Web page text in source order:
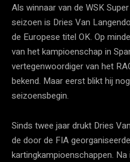
Als winnaar van de WSK
seizoen is Dries Van
de Europese titel OK. Op
van het kampioenschap in
vertegenwoordiger van het
bekend. Maar eerst blikt hij
seizoensbegin.
Sinds twee jaar drukt Dries
de door de FIA
kartingkampioenschappen.